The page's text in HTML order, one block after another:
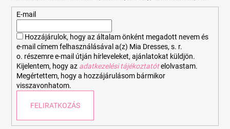
E-mail
Hozzájárulok, hogy az általam önként megadott nevem és
e-mail címem felhasználásával a(z) Mia Dresses, s. r.
o. részemre e-mail útján hírleveleket, ajánlatokat küldjön.
Kijelentem, hogy az adatkezelési tájékoztatót elolvastam.
Megértettem, hogy a hozzájárulásom bármikor
visszavonhatom.
FELIRATKOZÁS